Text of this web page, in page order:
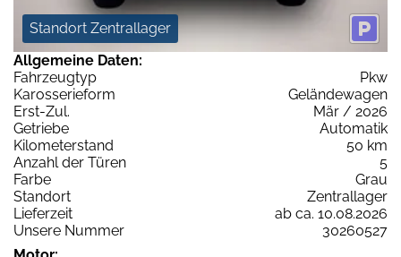
Standort Zentrallager
Allgemeine Daten:
Fahrzeugtyp
Pkw
Karosserieform
Geländewagen
Erst-Zul.
Mär / 2026
Getriebe
Automatik
Kilometerstand
50 km
Anzahl der Türen
5
Farbe
Grau
Standort
Zentrallager
Lieferzeit
ab ca. 10.08.2026
Unsere Nummer
30260527